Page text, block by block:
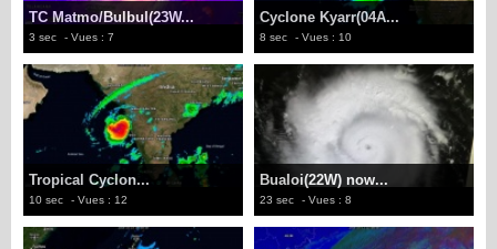
TC Matmo/Bulbul(23W...
3 sec - Vues : 7
Cyclone Kyarr(04A...
8 sec - Vues : 10
Tropical Cyclon...
10 sec - Vues : 12
Bualoi(22W) now...
23 sec - Vues : 8